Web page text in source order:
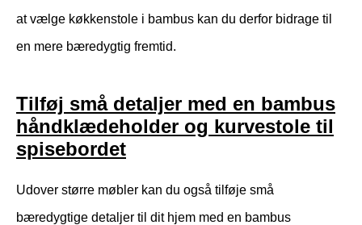
at vælge køkkenstole i bambus kan du derfor bidrage til
en mere bæredygtig fremtid.
Tilføj små detaljer med en bambus
håndklædeholder og kurvestole til
spisebordet
Udover større møbler kan du også tilføje små
bæredygtige detaljer til dit hjem med en bambus